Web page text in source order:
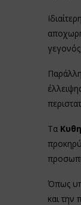
Τα
Όπως
και την